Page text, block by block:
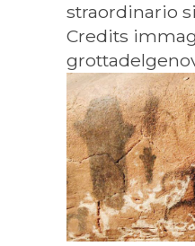
straordinario
Credits